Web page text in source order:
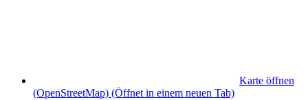
Karte öffnen
(OpenStreetMap) (Öffnet in einem neuen Tab)